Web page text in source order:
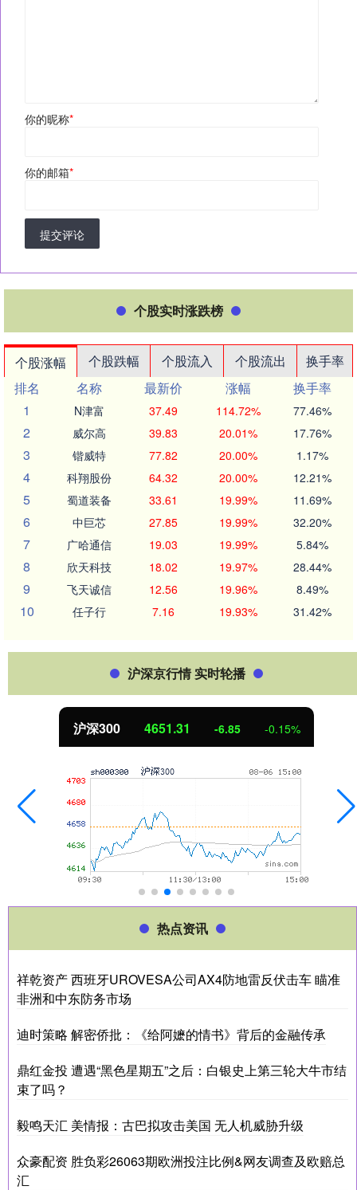
你的昵称*
你的邮箱*
提交评论
个股实时涨跌榜
个股涨幅 个股跌幅 个股流入 个股流出
换手率
排名
名称 最新价 涨幅
换手率
1
N津富 37.49 114.72% 77.46%
2 威尔高 39.83 20.01% 17.76%
3 锴威特 77.82 20.00% 1.17%
4 科翔股份 64.32 20.00% 12.21%
5 蜀道装备 33.61 19.99% 11.69%
6 中巨芯 27.85 19.99% 32.20%
7 广哈通信 19.03 19.99% 5.84%
8 欣天科技 18.02 19.97% 28.44%
9 飞天诚信 12.56 19.96% 8.49%
10 任子行 7.16 19.93% 31.42%
沪深京行情 实时轮播
沪深300 4651.31 -6.85 -0.15%
热点资讯
祥乾资产 西班牙UROVESA公司AX4防地雷反伏击车 瞄准
非洲和中东防务市场
迪时策略 解密侨批：《给阿嬷的情书》背后的金融传承
鼎红金投 遭遇“黑色星期五”之后：白银史上第三轮大牛市结
束了吗？
毅鸣天汇 美情报：古巴拟攻击美国 无人机威胁升级
众豪配资 胜负彩26063期欧洲投注比例&网友调查及欧赔总
汇